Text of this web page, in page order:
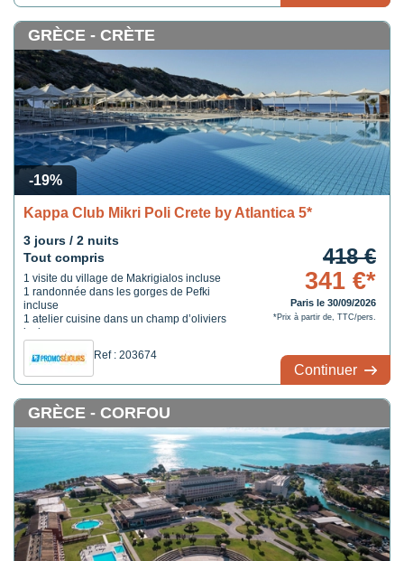
-19%
GRÈCE - CRÈTE
Kappa Club Mikri Poli Crete by Atlantica 5*
3 jours / 2 nuits
Tout compris
1 visite du village de Makrigialos incluse
1 randonnée dans les gorges de Pefki
incluse
1 atelier cuisine dans un champ d’oliviers
inclus
Ref : 203674
418 €
341 €*
Paris le 30/09/2026
*Prix à partir de, TTC/pers.
Continuer
GRÈCE - CORFOU